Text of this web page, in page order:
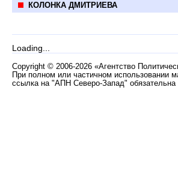
КОЛОНКА ДМИТРИЕВА
Loading...
Copyright © 2006-2026 «Агентство
При полном или частичном использовании
ссылка на "АПН Северо-Запад" обязательна